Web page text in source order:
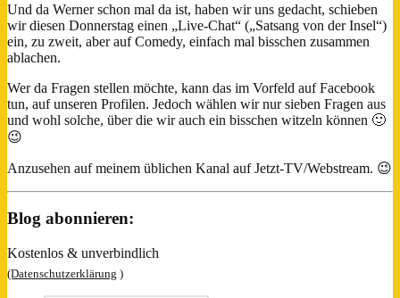
Und da Werner schon mal da ist, haben wir uns gedacht, schieben
wir diesen Donnerstag einen „Live-Chat“ („Satsang von der Insel“)
ein, zu zweit, aber auf Comedy, einfach mal bisschen zusammen
ablachen.
Wer da Fragen stellen möchte, kann das im Vorfeld auf Facebook
tun, auf unseren Profilen. Jedoch wählen wir nur sieben Fragen aus
und wohl solche, über die wir auch ein bisschen witzeln können 🙂
😉
Anzusehen auf meinem üblichen Kanal auf Jetzt-TV/Webstream. 😉
Blog abonnieren:
Kostenlos & unverbindlich
(Datenschutzerklärung )